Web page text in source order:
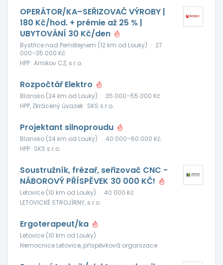
OPERÁTOR/KA–SEŘIZOVAČ VÝROBY |
180 Kč/hod. + prémie až 25 % |
UBYTOVÁNÍ 30 Kč/den
Bystřice nad Pernštejnem (12 km od Louky) · 27
000–35 000 Kč
HPP · Amikov CZ, s.r.o.
Rozpočtář Elektro
Blansko (24 km od Louky) · 35 000–55 000 Kč
HPP, Zkrácený úvazek · SKS s.r.o.
Projektant silnoproudu
Blansko (24 km od Louky) · 40 000–60 000 Kč
HPP · SKS s.r.o.
Soustružník, frézař, seřizovač CNC -
NÁBOROVÝ PŘÍSPĚVEK 30 000 KČ!
Letovice (10 km od Louky) · 40 000 Kč
LETOVICKÉ STROJÍRNY, s.r.o.
Ergoterapeut/ka
Letovice (10 km od Louky)
Nemocnice Letovice, příspěvková organizace